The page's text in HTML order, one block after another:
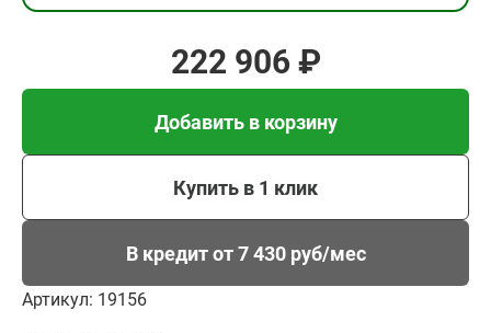
222 906 ₽
Добавить в корзину
Купить в 1 клик
В кредит от 7 430 руб/мес
Артикул: 19156
В кредит от 7 430 руб/